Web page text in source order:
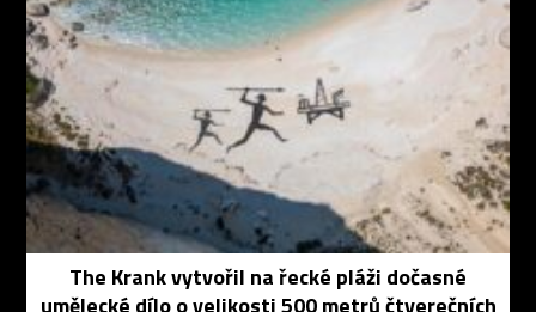
The Krank vytvořil na řecké pláži dočasné